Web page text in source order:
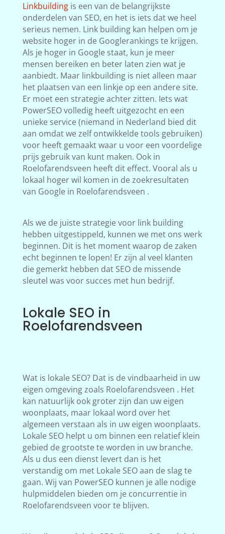
Linkbuildingis een van de belangrijkste
onderdelen van SEO, en het is iets dat we heel
serieus nemen. Link building kan helpen om je
website hoger in de Googlerankings te krijgen.
Als je hoger in Google staat, kun je meer
mensen bereiken en beter laten zien wat je
aanbiedt. Maar linkbuilding is niet alleen maar
het plaatsen van een linkje op een andere site.
Er moet een strategie achter zitten. Iets wat
PowerSEO volledig heeft uitgezocht en een
unieke service (niemand in Nederland bied dit
aan omdat we zelf ontwikkelde tools gebruiken)
voor heeft gemaakt waar u voor een voordelige
prijs gebruik van kunt maken. Ook in
Roelofarendsveen heeft dit effect. Vooral als u
lokaal hoger wil komen in de zoekresultaten
van Google in Roelofarendsveen .
Als we de juiste strategie voor link building
hebben uitgestippeld, kunnen we met ons werk
beginnen. Dit is het moment waarop de zaken
echt beginnen te lopen! Er zijn al veel klanten
die gemerkt hebben dat SEO de missende
sleutel was voor succes met hun bedrijf.
Lokale SEO in
Roelofarendsveen
Wat is lokale SEO? Dat is de vindbaarheid in uw
eigen omgeving zoals Roelofarendsveen . Het
kan natuurlijk ook groter zijn dan uw eigen
woonplaats, maar lokaal word over het
algemeen verstaan als in uw eigen woonplaats.
Lokale SEO helpt u om binnen een relatief klein
gebied de grootste te worden in uw branche.
Als u dus een dienst levert dan is het
verstandig om met Lokale SEO aan de slag te
gaan. Wij van PowerSEO kunnen je alle nodige
hulpmiddelen bieden om je concurrentie in
Roelofarendsveen voor te blijven.